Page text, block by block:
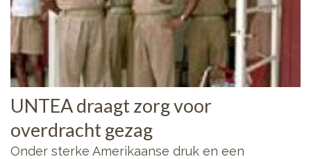
UNTEA draagt zorg voor
overdracht gezag
Onder sterke Amerikaanse druk en een